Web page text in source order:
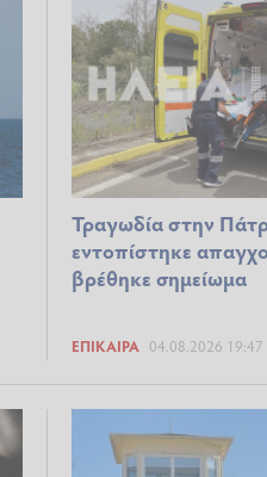
Τραγωδία στην
εντοπίστηκε
βρέθηκε σημείωμα
ΕΠΊΚΑΙΡΑ 04.08.2026 19:47